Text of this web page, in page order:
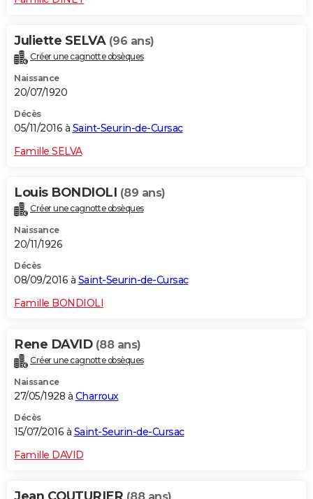
Juliette SELVA (96 ans)
Créer une cagnotte obsèques
Naissance
20/07/1920
Décès
05/11/2016 à Saint-Seurin-de-Cursac
Famille SELVA
Louis BONDIOLI (89 ans)
Créer une cagnotte obsèques
Naissance
20/11/1926
Décès
08/09/2016 à Saint-Seurin-de-Cursac
Famille BONDIOLI
Rene DAVID (88 ans)
Créer une cagnotte obsèques
Naissance
27/05/1928 à Charroux
Décès
15/07/2016 à Saint-Seurin-de-Cursac
Famille DAVID